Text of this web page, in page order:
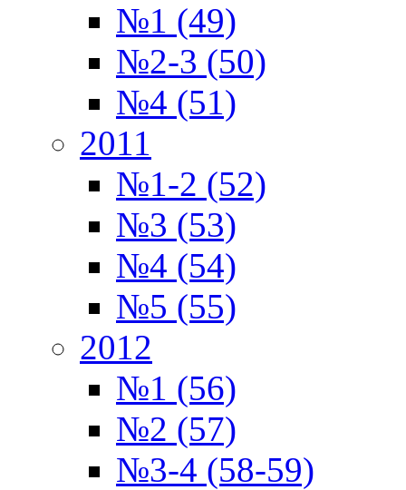
№1 (49)
№2-3 (50)
№4 (51)
2011
№1-2 (52)
№3 (53)
№4 (54)
№5 (55)
2012
№1 (56)
№2 (57)
№3-4 (58-59)